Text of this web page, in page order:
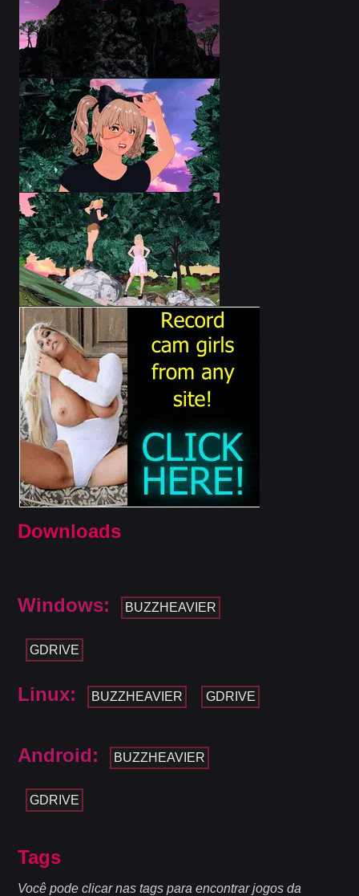
Downloads
Windows: BUZZHEAVIER
GDRIVE
Linux: BUZZHEAVIER GDRIVE
Android: BUZZHEAVIER
GDRIVE
Tags
Você pode clicar nas tags para encontrar jogos da